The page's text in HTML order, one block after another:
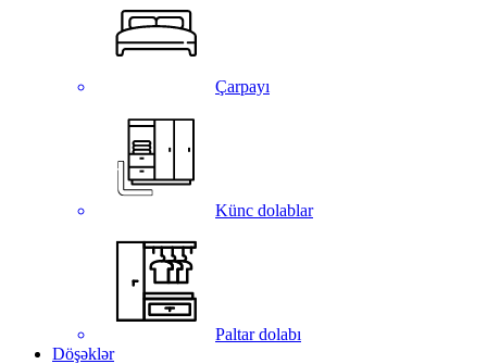
Çarpayı
Künc dolablar
Paltar dolabı
Döşəklər